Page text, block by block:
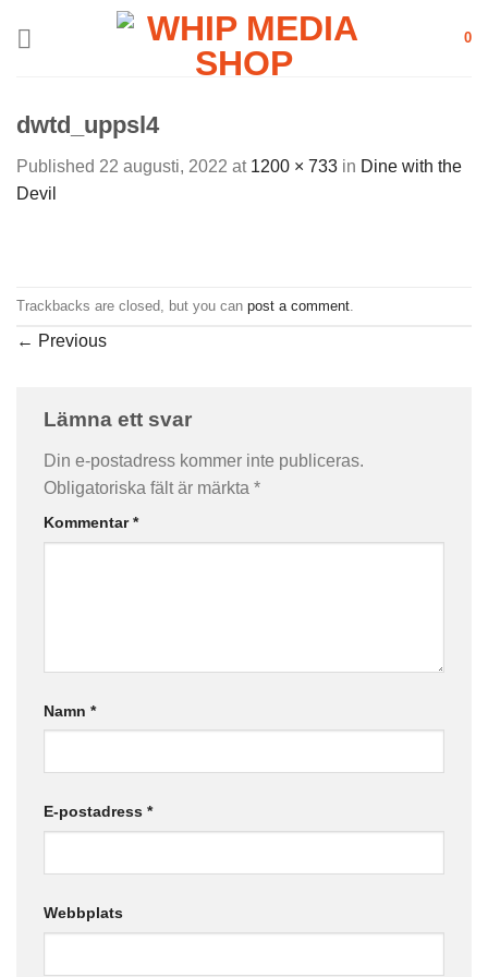
0
dwtd_uppsl4
Published 22 augusti, 2022 at 1200 × 733 in Dine with the
Devil
Trackbacks are closed, but you can post a comment
← Previous
Lämna ett svar
Din e-postadress kommer inte publiceras.
Obligatoriska fält är märkta *
Kommentar*
Namn *
E-postadress *
Webbplats